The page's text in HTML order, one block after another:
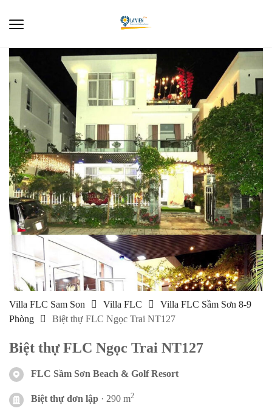
Villa FLC Sam Son Villa FLC
Villa FLC Sầm Sơn 8-9
Phòng
Biệt thự FLC Ngọc Trai NT127
Biệt thự FLC Ngọc Trai NT127
FLC Sầm Sơn Beach & Golf Resort
Biệt thự đơn lập · 290 m2